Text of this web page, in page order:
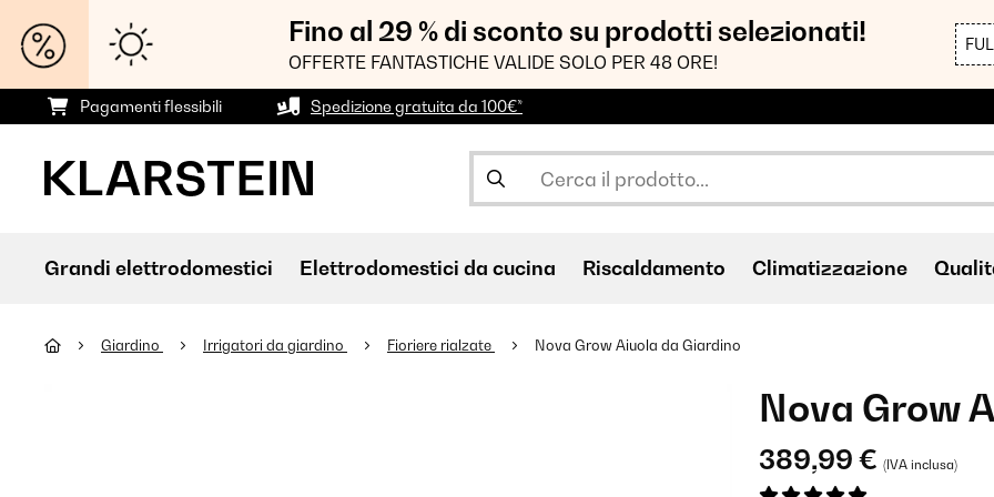
Fino al 29 % di sconto su prodotti selezionati!
OFFERTE FANTASTICHE VALIDE SOLO PER 48 ORE!
Pagamenti flessibili Spedizione gratuita da 100€*
Grandi elettrodomestici Elettrodomestici da cucina Riscaldamento Climatizzazione
Giardino Irrigatori da giardino Fioriere rialzate Nova Grow Aiuola da Giardino
Nova Grow
389,99 € (IVA inclusa)